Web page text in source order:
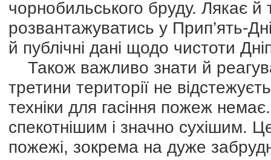
чорнобильського бруду. Лякає й
розвантажуватись у Прип’ять-
й публічні дані щодо чистоти
Також важливо знати й
третини території не
техніки для гасіння пожеж
спекотнішим і значно сухішим.
пожежі, зокрема на дуже